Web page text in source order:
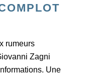
rumeurs
Zagni
Une